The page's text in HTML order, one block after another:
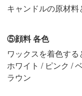
キャンドルの原材料
⑤顔料 各色
ワックスを着色する
ホワイト / ピンク /
ラウン